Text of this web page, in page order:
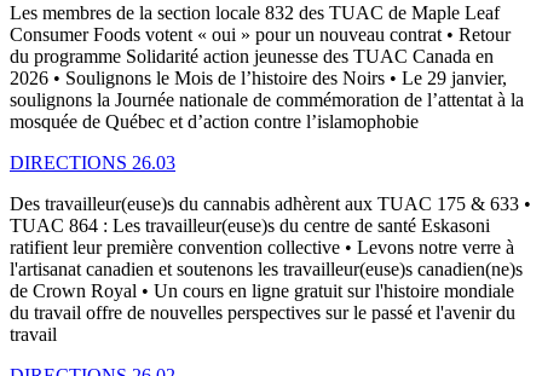
Les membres de la section locale 832 des TUAC de Maple Leaf
Consumer Foods votent « oui » pour un nouveau contrat • Retour
du programme Solidarité action jeunesse des TUAC Canada en
2026 • Soulignons le Mois de l’histoire des Noirs • Le 29 janvier,
soulignons la Journée nationale de commémoration de l’attentat à la
mosquée de Québec et d’action contre l’islamophobie
DIRECTIONS 26.03
Des travailleur(euse)s du cannabis adhèrent aux TUAC 175 & 633 •
TUAC 864 : Les travailleur(euse)s du centre de santé Eskasoni
ratifient leur première convention collective • Levons notre verre à
l'artisanat canadien et soutenons les travailleur(euse)s canadien(ne)s
de Crown Royal • Un cours en ligne gratuit sur l'histoire mondiale
du travail offre de nouvelles perspectives sur le passé et l'avenir du
travail